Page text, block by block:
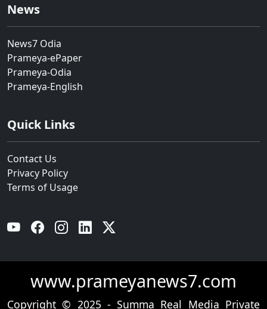
News
News7 Odia
Prameya-ePaper
Prameya-Odia
Prameya-English
Quick Links
Contact Us
Privacy Policy
Terms of Usage
YouTube Facebook Instagram Linkedin
www.prameyanews7.com
Copyright © 2025 - Summa Real Media Private